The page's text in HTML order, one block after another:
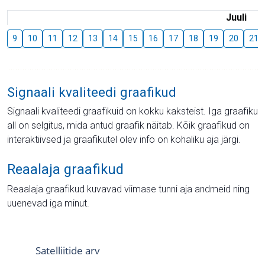
Juuli
9 10 11 12 13 14 15 16 17 18 19 20 21
Signaali kvaliteedi graafikud
Signaali kvaliteedi graafikuid on kokku kaksteist. Iga graafiku
all on selgitus, mida antud graafik näitab. Kõik graafikud on
interaktiivsed ja graafikutel olev info on kohaliku aja järgi.
Reaalaja graafikud
Reaalaja graafikud kuvavad viimase tunni aja andmeid ning
uuenevad iga minut.